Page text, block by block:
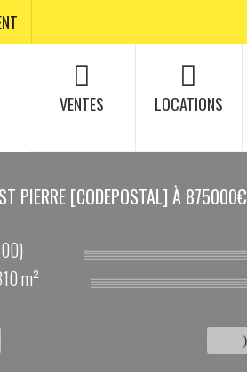
VENTES LOCATIONS
PIERRE [CODEPOSTAL] À 875000€
m²